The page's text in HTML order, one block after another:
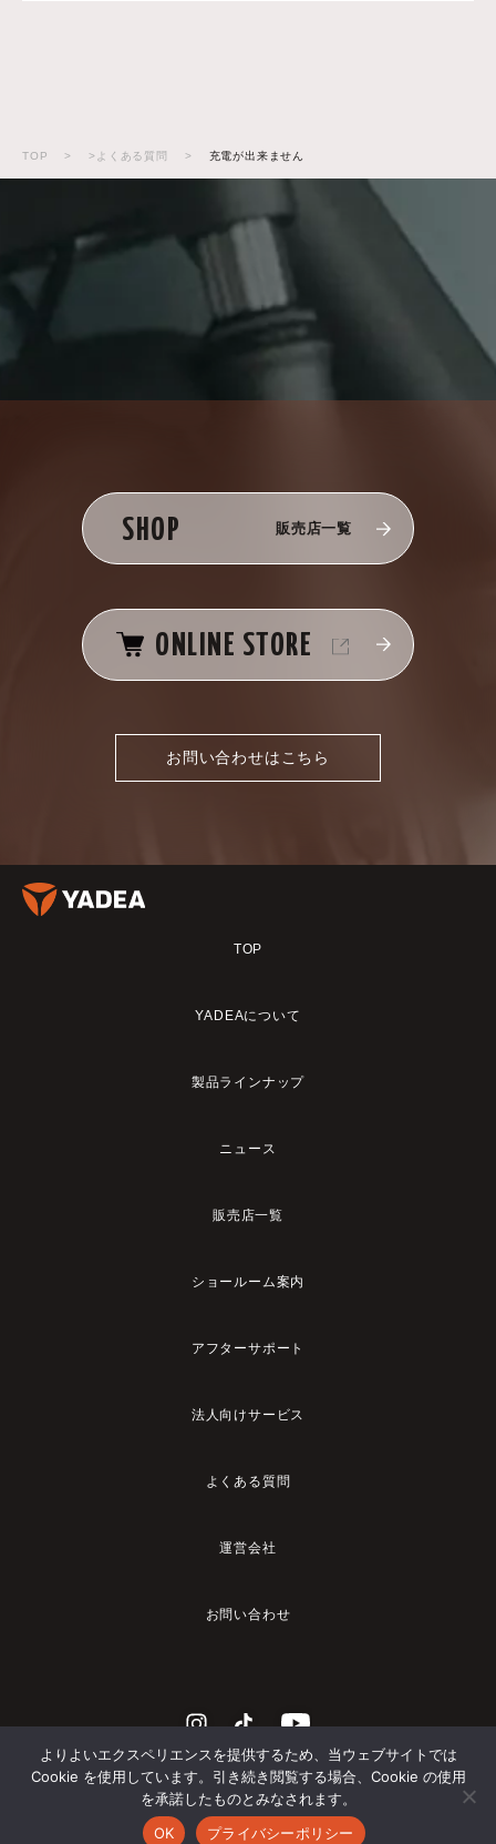
TOP > >よくある質問 > 充電が出来ません
SHOP 販売店一覧
ONLINE STORE
お問い合わせはこちら
TOP
YADEAについて
製品ラインナップ
ニュース
販売店一覧
ショールーム案内
アフターサポート
法人向けサービス
よくある質問
運営会社
お問い合わせ
© 2023 YADEA
よりよいエクスペリエンスを提供するため、当ウェブサイトでは
Cookie を使用しています。引き続き閲覧する場合、Cookie の使用
を承諾したものとみなされます。
OK
プライバシーポリシー